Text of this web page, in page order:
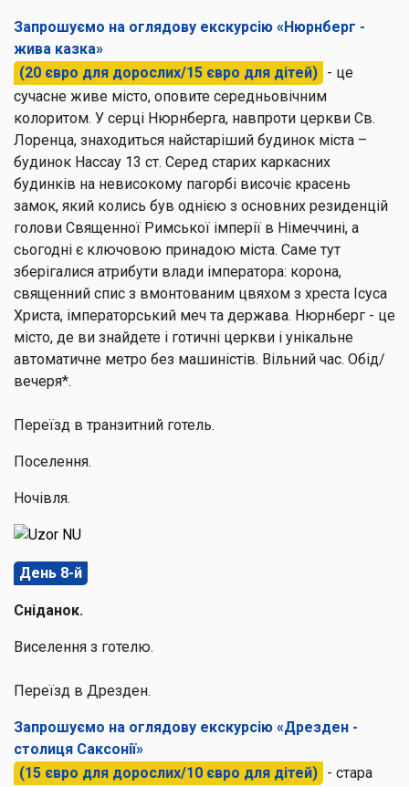
Запрошуємо на оглядову екскурсію «Нюрнберг -
жива казка»
(20 євро для дорослих/15 євро для дітей) - це
сучасне живе місто, оповите середньовічним
колоритом. У серці Нюрнберга, навпроти церкви Св.
Лоренца, знаходиться найстаріший будинок міста –
будинок Нассау 13 ст. Серед старих каркасних
будинків на невисокому пагорбі височіє красень
замок, який колись був однією з основних резиденцій
голови Священної Римської імперії в Німеччині, а
сьогодні є ключовою принадою міста. Саме тут
зберігалися атрибути влади імператора: корона,
священний спис з вмонтованим цвяхом з хреста Ісуса
Христа, імператорський меч та держава. Нюрнберг - це
місто, де ви знайдете і готичні церкви і унікальне
автоматичне метро без машиністів. Вільний час. Обід/
вечеря*.
Переїзд в транзитний готель.
Поселення.
Ночівля.
День 8-й
Сніданок.
Виселення з готелю.
Переїзд в Дрезден.
Запрошуємо на оглядову екскурсію «Дрезден -
столиця Саксонії»
(15 євро для дорослих/10 євро для дітей) - стара